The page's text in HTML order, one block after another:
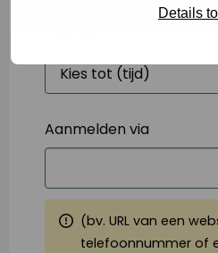
Details
Aanmelden via
(bv. URL van een
telefoonnummer of